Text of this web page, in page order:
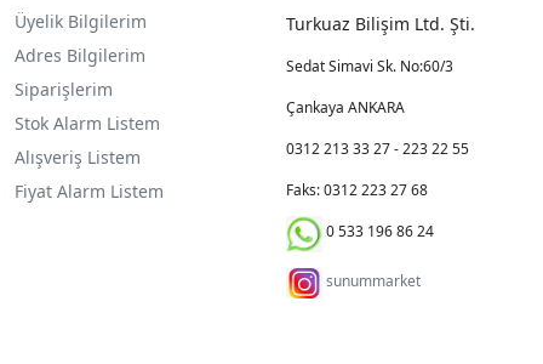
Üyelik Bilgilerim
Adres Bilgilerim
Siparişlerim
Stok Alarm Listem
Alışveriş Listem
Fiyat Alarm Listem
Turkuaz Bilişim Ltd. Şti.
Sedat Simavi Sk. No:60/3
Çankaya ANKARA
0312 213 33 27 - 223 22 55
Faks: 0312 223 27 68
0 533 196 86 24
sunummarket